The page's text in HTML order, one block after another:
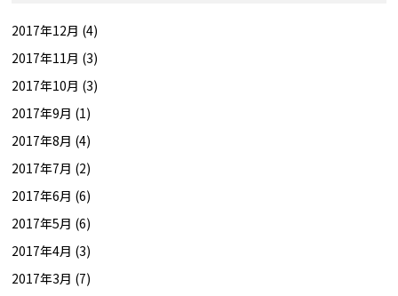
2017年12月 (4)
2017年11月 (3)
2017年10月 (3)
2017年9月 (1)
2017年8月 (4)
2017年7月 (2)
2017年6月 (6)
2017年5月 (6)
2017年4月 (3)
2017年3月 (7)